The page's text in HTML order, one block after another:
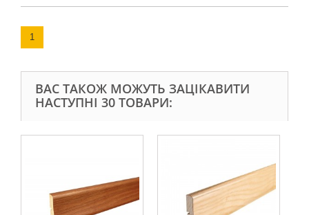
1
ВАС ТАКОЖ МОЖУТЬ ЗАЦІКАВИТИ
НАСТУПНІ 30 ТОВАРИ: